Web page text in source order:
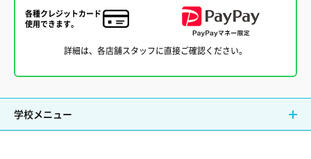
各種クレジットカード
使用できます。
詳細は、各店舗スタッフに直接ご確認ください。
学校メニュー